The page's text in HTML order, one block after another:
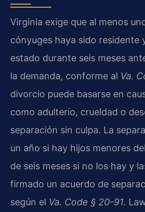
Virginia exige que al menos
cónyuges haya sido residente
estado durante seis meses
la demanda, conforme al Va.
divorcio puede basarse en
como adulterio, crueldad o
separación sin culpa. La
un año si hay hijos menores
de seis meses si no los hay y
firmado un acuerdo de
según el Va. Code § 20-91.